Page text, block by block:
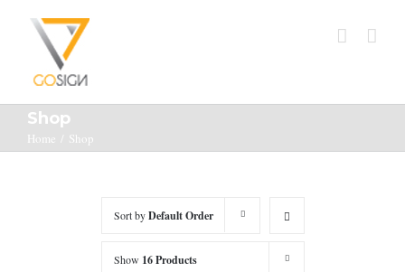
Shop
Home / Shop
Sort byDefault Order
Show 16 Products